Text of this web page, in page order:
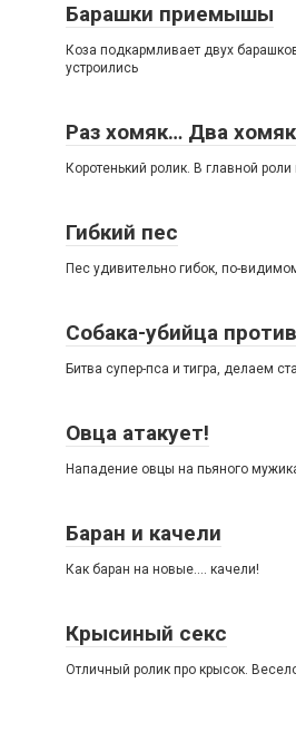
Барашки приемышы
Коза подкармливает двух
устроились
Раз хомяк… Два
Коротенький ролик. В главной
Гибкий пес
Пес удивительно гибок, по-
Собака-убийца
Битва супер-пса и тигра, делаем
Овца атакует!
Нападение овцы на пьяного
Баран и качели
Как баран на новые…. качели!
Крысиный секс
Отличный ролик про крысок.